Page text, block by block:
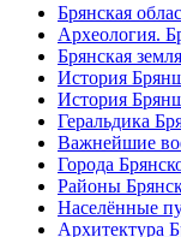
Брянская
Археология.
Брянская
История
История
Геральдика
Важнейшие
Города
Районы
Населённые
Архитектура